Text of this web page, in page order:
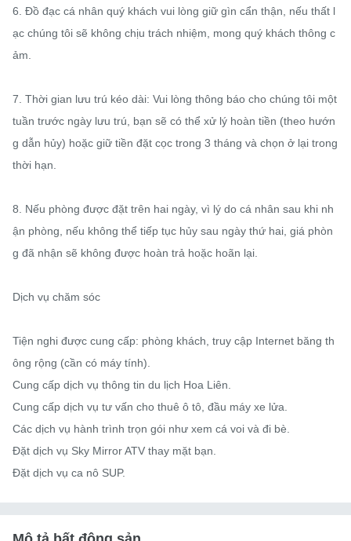
6. Đồ đạc cá nhân quý khách vui lòng giữ gìn cẩn thận, nếu thất l
ạc chúng tôi sẽ không chịu trách nhiệm, mong quý khách thông c
ảm.
7. Thời gian lưu trú kéo dài: Vui lòng thông báo cho chúng tôi một
tuần trước ngày lưu trú, bạn sẽ có thể xử lý hoàn tiền (theo hướn
g dẫn hủy) hoặc giữ tiền đặt cọc trong 3 tháng và chọn ở lại trong
thời hạn.
8. Nếu phòng được đặt trên hai ngày, vì lý do cá nhân sau khi nh
ận phòng, nếu không thể tiếp tục hủy sau ngày thứ hai, giá phòn
g đã nhận sẽ không được hoàn trả hoặc hoãn lại.
Dịch vụ chăm sóc
Tiện nghi được cung cấp: phòng khách, truy cập Internet băng th
ông rộng (cần có máy tính).
Cung cấp dịch vụ thông tin du lịch Hoa Liên.
Cung cấp dịch vụ tư vấn cho thuê ô tô, đầu máy xe lửa.
Các dịch vụ hành trình trọn gói như xem cá voi và đi bè.
Đặt dịch vụ Sky Mirror ATV thay mặt bạn.
Đặt dịch vụ ca nô SUP.